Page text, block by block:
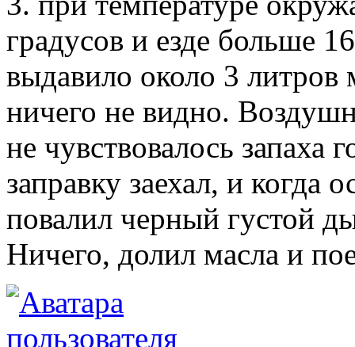
градусов и езде больше
выдавило около 3
ничего не видно.
не чувствовалось запаха
заправку заехал, и когда
повалил черный густой
Ничего, долил масла и